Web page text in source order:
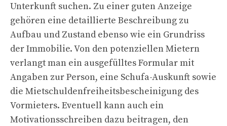
Unterkunft suchen. Zu einer guten Anzeige
gehören eine detaillierte Beschreibung zu
Aufbau und Zustand ebenso wie ein Grundriss
der Immobilie. Von den potenziellen Mietern
verlangt man ein ausgefülltes Formular mit
Angaben zur Person, eine Schufa-Auskunft sowie
die Mietschuldenfreiheitsbescheinigung des
Vormieters. Eventuell kann auch ein
Motivationsschreiben dazu beitragen, den